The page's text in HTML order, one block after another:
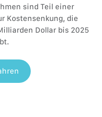
sind Teil einer
Kostensenkung, die
Dollar bis 2025